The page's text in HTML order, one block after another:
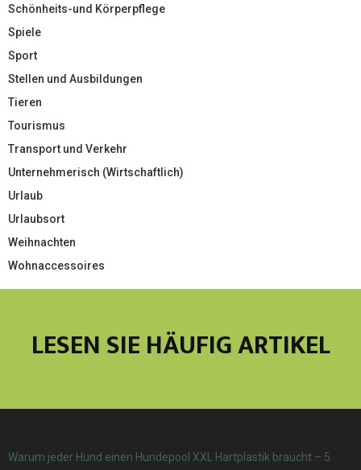
Schönheits-und Körperpflege
Spiele
Sport
Stellen und Ausbildungen
Tieren
Tourismus
Transport und Verkehr
Unternehmerisch (Wirtschaftlich)
Urlaub
Urlaubsort
Weihnachten
Wohnaccessoires
LESEN SIE HÄUFIG ARTIKEL
Warum jeder Hund einen Hundepool XXL Hartplastik braucht – 5